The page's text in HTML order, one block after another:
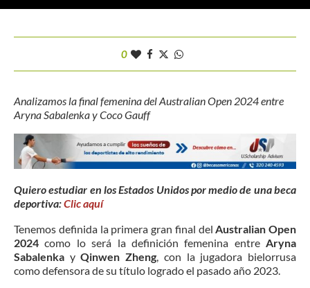
0
Analizamos la final femenina del Australian Open 2024 entre
Aryna Sabalenka y Coco Gauff
Quiero estudiar en los Estados Unidos por medio de una beca
deportiva:Clic aquí
Tenemos definida la primera gran final del Australian Open
2024 como lo será la definición femenina entre Aryna
Sabalenka yQinwen Zheng , con la jugadora bielorrusa
como defensora de su título logrado el pasado año 2023.